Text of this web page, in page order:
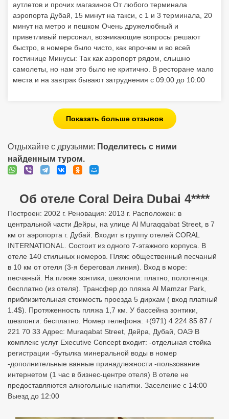
аутлетов и прочих магазинов От любого терминала
аэропорта Дубай, 15 минут на такси, с 1 и 3 терминала, 20
минут на метро и пешком Очень дружелюбный и
приветливый персонал, возникающие вопросы решают
быстро, в номере было чисто, как впрочем и во всей
гостинице Минусы: Так как аэропорт рядом, слышно
самолеты, но нам это было не критично. В ресторане мало
места и на завтрак бывают затруднения с 09:00 до 10:00
Показать больше отзывов
Отдыхайте с друзьями: Поделитесь с ними
найденным туром.
Об отеле Coral Deira Dubai 4****
Построен: 2002 г. Реновация: 2013 г. Расположен: в
центральной части Дейры, на улице Al Muraqqabat Street, в 7
км от аэропорта г. Дубай. Входит в группу отелей CORAL
INTERNATIONAL. Состоит из одного 7-этажного корпуса. В
отеле 140 стильных номеров. Пляж: общественный песчаный
в 10 км от отеля (3-я береговая линия). Вход в море:
песчаный. На пляже зонтики, шезлонги: платно, полотенца:
бесплатно (из отеля). Трансфер до пляжа Al Mamzar Park,
приблизительная стоимость проезда 5 дирхам ( вход платный
1.4$). Протяженность пляжа 1,7 км. У бассейна зонтики,
шезлонги: бесплатно. Номер телефона: +(971) 4 224 85 87 /
221 70 33 Адрес: Muraqabat Street, Дейра, Дубай, ОАЭ В
комплекс услуг Executive Concept входит: -отдельная стойка
регистрации -бутылка минеральной воды в номер
-дополнительные ванные принадлежности -пользование
интернетом (1 час в бизнес-центре отеля) В отеле не
предоставляются алкогольные напитки. Заселение с 14:00
Выезд до 12:00